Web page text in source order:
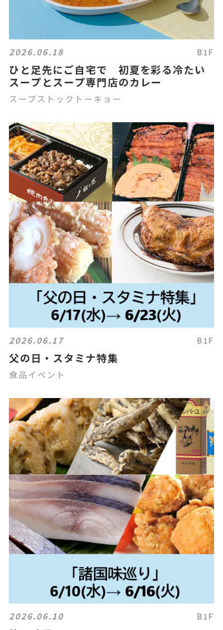
2026.06.18 B1F
ひと足先にご自宅で 初夏を彩る冷たい
スープとスープ専門店のカレー
スープストックトーキョー
2026.06.17 B1F
父の日・スタミナ特集
食品イベント
2026.06.10 B1F